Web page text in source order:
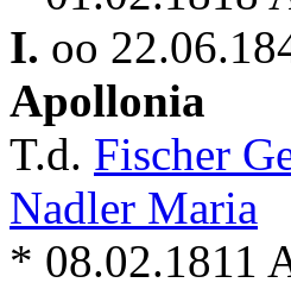
I. oo
Apollonia
T.d. Fischer
Nadler Maria
* 08.02.1811